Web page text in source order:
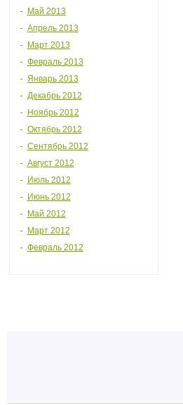
Май 2013
Апрель 2013
Март 2013
Февраль 2013
Январь 2013
Декабрь 2012
Ноябрь 2012
Октябрь 2012
Сентябрь 2012
Август 2012
Июль 2012
Июнь 2012
Май 2012
Март 2012
Февраль 2012